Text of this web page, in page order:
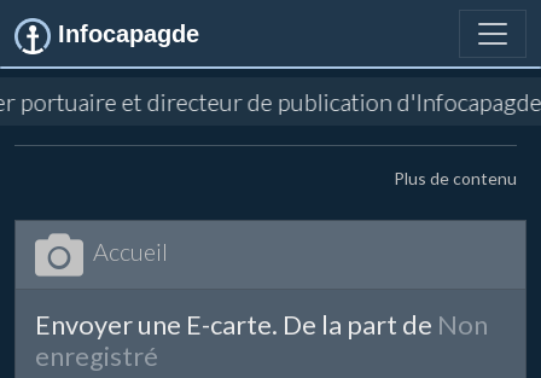
Infocapagde
portuaire et directeur de publication
Plus de contenu
Accueil
Envoyer une E-carte. De la part de Non
enregistré